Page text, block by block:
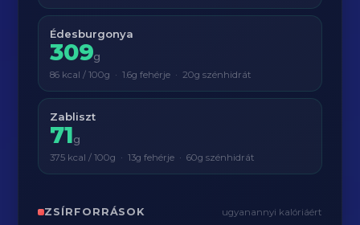
Édesburgonya
309g
86 kcal / 100g · 1.6g fehérje · 20g szénhidrát
Zabliszt
71g
375 kcal / 100g · 13g fehérje · 60g szénhidrát
ZSÍRFORRÁSOK ugyanannyi kalóriáért